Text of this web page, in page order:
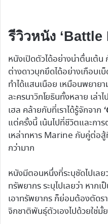
รีวิวหนัง ‘Battle
หนังเปิดตัวได้อย่างน่าตื่นเต้
ต่างดาวบุกยึดได้อย่างเกือบ
ทำได้แสนเนือย เหมือนพยาย
ละครนาวิกโยธินทั้งหลาย เล่
เฮล คล้ายกับที่เราได้รู้จักจาก
แต่ครั้งนี้ เน้นไปที่ชีวิตและกา
เหล่าทหาร Marine กับคู่ต่อ
กว่ามาก
หนังมีตอนหนึ่งที่ระบุชัดไปเล
ทรัพยากร ระบุไปเลยว่า หาก
เอาทรัพยากร ก็ย่อมต้องตัดร
จิกชาติพันธุ์ตัวเองไปด้วยใช่มั้